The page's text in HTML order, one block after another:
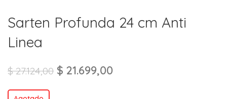
Sarten Profunda 24 cm Anti
Linea
$27.124,00 $ 21.699,00